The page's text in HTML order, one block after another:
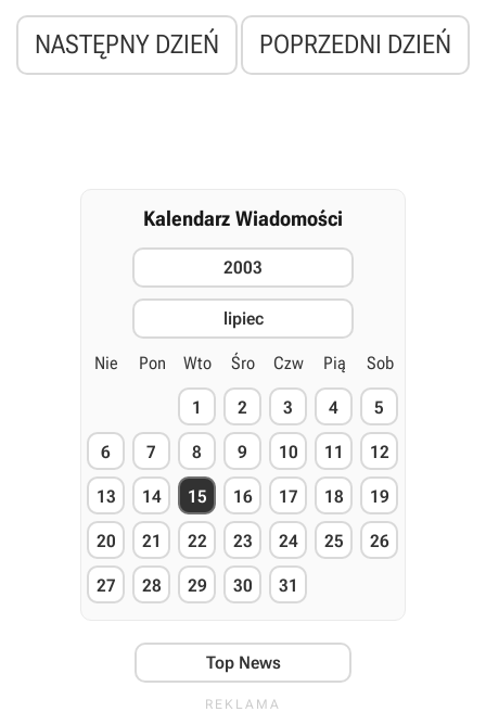
Publishers Association (ELSPA). Najnowszą wersję listy hitów
opracowano w oparciu o dane, zebrane w okresie od 5 do 12 lipca
2003.
NASTĘPNY DZIEŃ POPRZEDNI DZIEŃ
Kalendarz Wiadomości
2003
lipiec
Nie Pon Wto Śro Czw Pią Sob
1 2 3 4 5
6 7 8 9 10 11 12
13 14 15 16 17 18 19
20 21 22 23 24 25 26
27 28 29 30 31
Top News